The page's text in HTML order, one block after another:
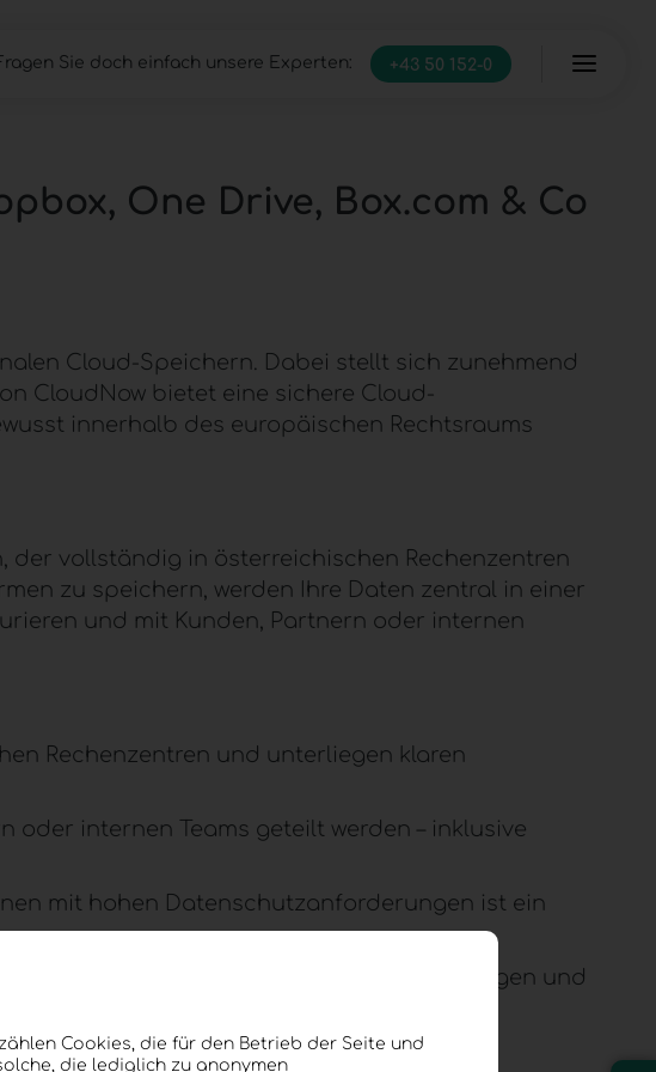
Sie doch einfach unsere Experten:
+43 50 152-0
One Drive, Box.com & Co
Cloud-Speichern. Dabei stellt sich zunehmend
CloudNow bietet eine sichere Cloud-
innerhalb des europäischen Rechtsraums
der vollständig in österreichischen Rechenzentren
zu speichern, werden Ihre Daten zentral in einer
und mit Kunden, Partnern oder internen
Rechenzentren und unterliegen klaren
oder internen Teams geteilt werden – inklusive
mit hohen Datenschutzanforderungen ist ein
zu internationalen Speicherlösungen und
Cookies, die für den Betrieb der Seite und
die lediglich zu anonymen